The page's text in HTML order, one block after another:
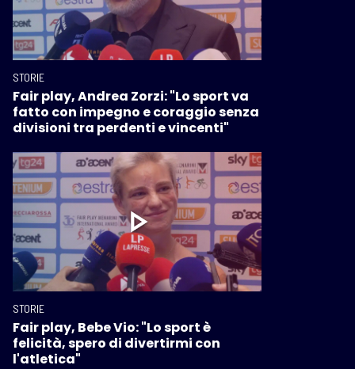
STORIE
Fair play, Andrea Zorzi: "Lo sport va
fatto con impegno e coraggio senza
divisioni tra perdenti e vincenti"
STORIE
Fair play, Bebe Vio: "Lo sport è
felicità, spero di divertirmi con
l'atletica"